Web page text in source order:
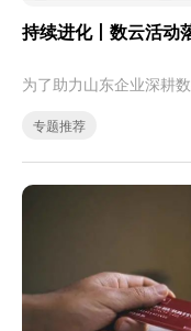
持续进化丨数云活动
专题推荐